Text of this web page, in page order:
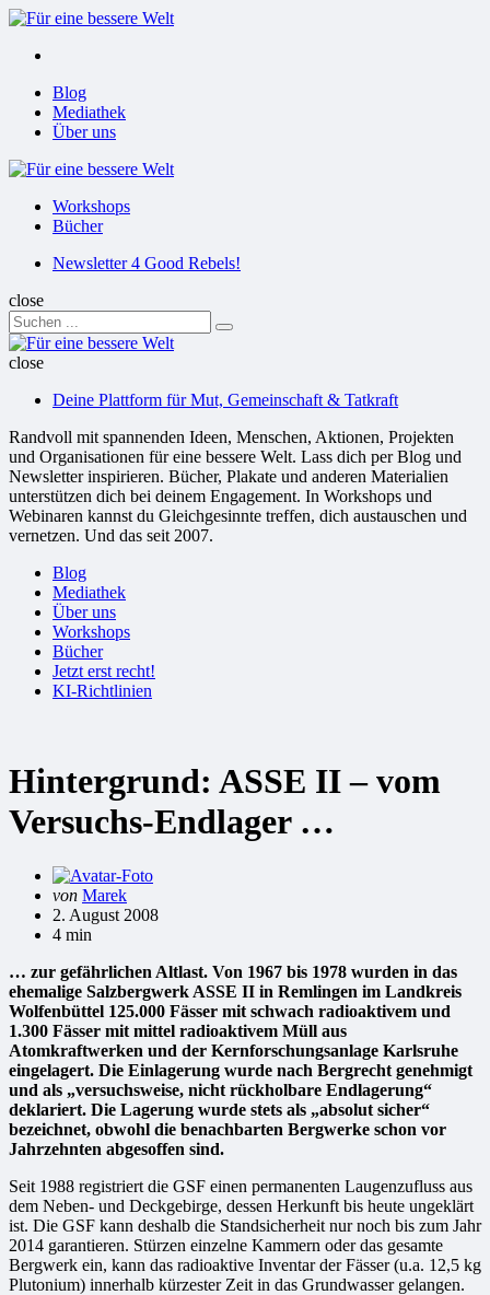
Menu
Menu
Blog
Mediathek
Über uns
Für
Workshops
Bücher
SuchenNewsletter 4 Good Rebels!
close
Search
for:
Suchen
Für
Welt
close
Deine Plattform für Mut, Gemeinschaft & Tatkraft
Randvoll mit spannenden Ideen, Menschen, Aktionen, Projekten
und Organisationen für eine bessere Welt. Lass dich per Blog und
Newsletter inspirieren. Bücher, Plakate und anderen Materialien
unterstützen dich bei deinem Engagement. In Workshops und
Webinaren kannst du Gleichgesinnte treffen, dich austauschen und
vernetzen. Und das seit 2007.
Blog
Mediathek
Über uns
Workshops
Bücher
Jetzt erst recht!
KI-Richtlinien
Hintergrund: ASSE II – vom
Versuchs-Endlager …
Gepostet
von
von Marek
2. August 2008
4 min
… zur gefährlichen Altlast. Von 1967 bis 1978 wurden in das
ehemalige Salzbergwerk ASSE II in Remlingen im Landkreis
Wolfenbüttel 125.000 Fässer mit schwach radioaktivem und
1.300 Fässer mit mittel radioaktivem Müll aus
Atomkraftwerken und der Kernforschungsanlage Karlsruhe
eingelagert. Die Einlagerung wurde nach Bergrecht genehmigt
und als „versuchsweise, nicht rückholbare Endlagerung“
deklariert. Die Lagerung wurde stets als „absolut sicher“
bezeichnet, obwohl die benachbarten Bergwerke schon vor
Jahrzehnten abgesoffen sind.
Seit 1988 registriert die GSF einen permanenten Laugenzufluss aus
dem Neben- und Deckgebirge, dessen Herkunft bis heute ungeklärt
ist. Die GSF kann deshalb die Standsicherheit nur noch bis zum Jahr
2014 garantieren. Stürzen einzelne Kammern oder das gesamte
Bergwerk ein, kann das radioaktive Inventar der Fässer (u.a. 12,5 kg
Plutonium) innerhalb kürzester Zeit in das Grundwasser gelangen.